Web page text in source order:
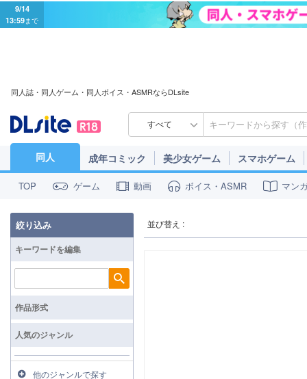
9/14
13:59まで
同人誌・同人ゲーム・同人ボイス・ASMRならDLsite
すべて
同人 成年コミック 美少女ゲーム スマホゲーム
TOP ゲーム 動画 ボイス・ASMR マン
並び替え :
絞り込み
キーワードを編集
検索
作品形式
人気のジャンル
他のジャンルで探す